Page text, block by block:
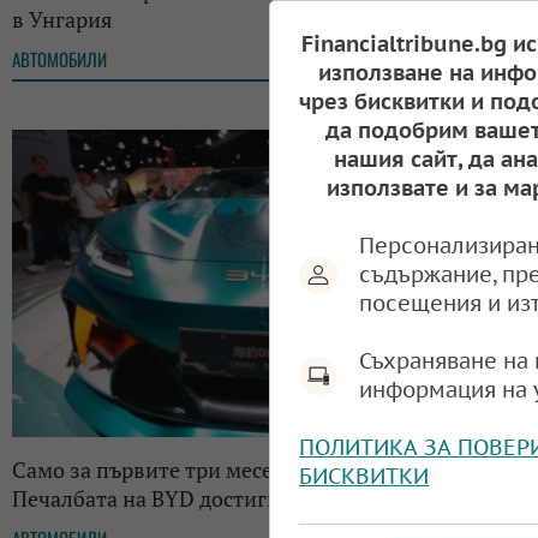
в Унгария
АВТОМОБИЛИ 10:50, 16.05.2025
Само за първите три месеца на годината:
Печалбата на BYD достигна до над 1 млрд. евро
Financialtribune.bg
използване на
чрез бисквитки и
да подобрим
нашия сайт, да
използвате и за
съдържание,
посещения и
Съхраняване
информация на
ПОЛИТИКА ЗА
БИСКВИТКИ